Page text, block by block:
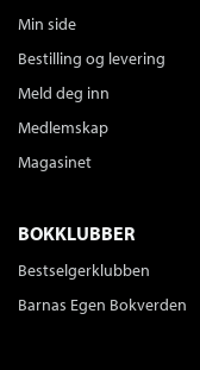
Min side
Bestilling og levering
Meld deg inn
Medlemskap
Magasinet
BOKKLUBBER
Bestselgerklubben
Barnas Egen Bokverden